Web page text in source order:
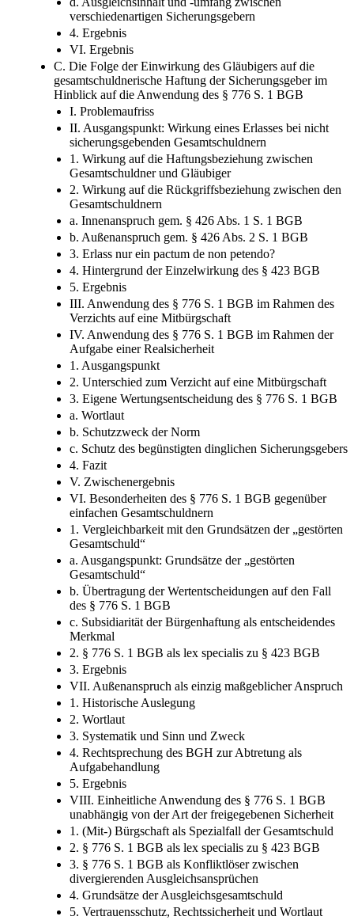
verschiedenartigen Sicherungsgebern
4. Ergebnis
VI. Ergebnis
C. Die Folge der Einwirkung des Gläubigers auf die
gesamtschuldnerische Haftung der Sicherungsgeber im
Hinblick auf die Anwendung des § 776 S. 1 BGB
I. Problemaufriss
II. Ausgangspunkt: Wirkung eines Erlasses bei nicht
sicherungsgebenden Gesamtschuldnern
1. Wirkung auf die Haftungsbeziehung zwischen
Gesamtschuldner und Gläubiger
2. Wirkung auf die Rückgriffsbeziehung zwischen den
Gesamtschuldnern
a. Innenanspruch gem. § 426 Abs. 1 S. 1 BGB
b. Außenanspruch gem. § 426 Abs. 2 S. 1 BGB
3. Erlass nur ein pactum de non petendo?
4. Hintergrund der Einzelwirkung des § 423 BGB
5. Ergebnis
III. Anwendung des § 776 S. 1 BGB im Rahmen des
Verzichts auf eine Mitbürgschaft
IV. Anwendung des § 776 S. 1 BGB im Rahmen der
Aufgabe einer Realsicherheit
1. Ausgangspunkt
2. Unterschied zum Verzicht auf eine Mitbürgschaft
3. Eigene Wertungsentscheidung des § 776 S. 1 BGB
a. Wortlaut
b. Schutzzweck der Norm
c. Schutz des begünstigten dinglichen Sicherungsgebers
4. Fazit
V. Zwischenergebnis
VI. Besonderheiten des § 776 S. 1 BGB gegenüber
einfachen Gesamtschuldnern
1. Vergleichbarkeit mit den Grundsätzen der „gestörten
Gesamtschuld“
a. Ausgangspunkt: Grundsätze der „gestörten
Gesamtschuld“
b. Übertragung der Wertentscheidungen auf den Fall
des § 776 S. 1 BGB
c. Subsidiarität der Bürgenhaftung als entscheidendes
Merkmal
2. § 776 S. 1 BGB als lex specialis zu § 423 BGB
3. Ergebnis
VII. Außenanspruch als einzig maßgeblicher Anspruch
1. Historische Auslegung
2. Wortlaut
3. Systematik und Sinn und Zweck
4. Rechtsprechung des BGH zur Abtretung als
Aufgabehandlung
5. Ergebnis
VIII. Einheitliche Anwendung des § 776 S. 1 BGB
unabhängig von der Art der freigegebenen Sicherheit
1. (Mit-​) Bürgschaft als Spezialfall der Gesamtschuld
2. § 776 S. 1 BGB als lex specialis zu § 423 BGB
3. § 776 S. 1 BGB als Konfliktlöser zwischen
divergierenden Ausgleichsansprüchen
4. Grundsätze der Ausgleichsgesamtschuld
5. Vertrauensschutz, Rechtssicherheit und Wortlaut